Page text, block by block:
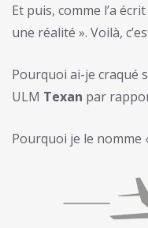
Et puis, comme l’a
une réalité ». Voilà,
Pourquoi ai-je craqué
ULM Texan par
Pourquoi je le nomme